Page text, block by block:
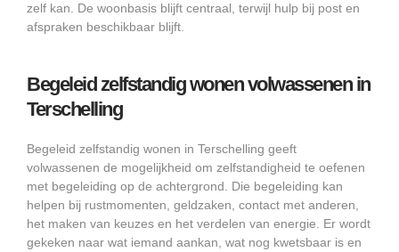
zelf kan. De woonbasis blijft centraal, terwijl hulp bij post en
afspraken beschikbaar blijft.
Begeleid zelfstandig wonen volwassenen in
Terschelling
Begeleid zelfstandig wonen in Terschelling geeft
volwassenen de mogelijkheid om zelfstandigheid te oefenen
met begeleiding op de achtergrond. Die begeleiding kan
helpen bij rustmomenten, geldzaken, contact met anderen,
het maken van keuzes en het verdelen van energie. Er wordt
gekeken naar wat iemand aankan, wat nog kwetsbaar is en